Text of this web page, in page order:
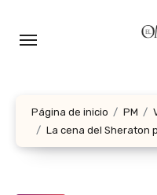
Página de inicio PM
La cena del Sheraton